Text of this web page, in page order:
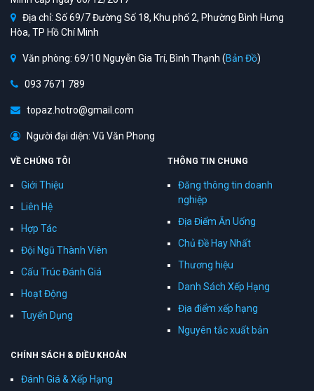
Địa chỉ: Số 69/7 Đường Số 18, Khu phố 2, Phường Bình Hưng
Hòa, TP Hồ Chí Minh
Văn phòng: 69/10 Nguyễn Gia Trí, Bình Thạnh (Bản Đồ)
093 7671 789
topaz.hotro@gmail.com
Người đại diện: Vũ Văn Phong
VỀ CHÚNG TÔI
Giới Thiệu
Liên Hệ
Hợp Tác
Đội Ngũ Thành Viên
Cấu Trúc Đánh Giá
Hoạt Động
Tuyển Dụng
THÔNG TIN CHUNG
Đăng thông tin doanh
nghiệp
Địa Điểm Ăn Uống
Chủ Đề Hay Nhất
Thương hiệu
Danh Sách Xếp Hạng
Địa điểm xếp hạng
Nguyên tắc xuất bản
CHÍNH SÁCH & ĐIỀU KHOẢN
Đánh Giá & Xếp Hạng